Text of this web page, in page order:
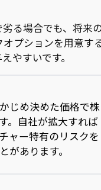
る場合でも、将来
プションを用意す
やすいです。
じめ決めた価格で株
。自社が拡大すれば
ャー特有のリスクを
があります。